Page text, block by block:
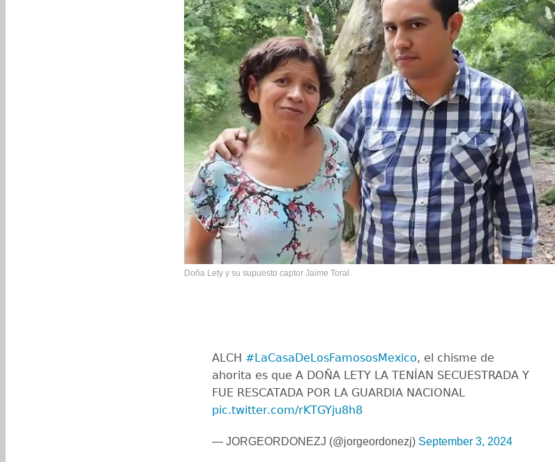
Doña Lety y su supuesto captor Jaime Toral.
ALCH #LaCasaDeLosFamososMexico, el chisme de
ahorita es que A DOÑA LETY LA TENÍAN SECUESTRADA Y
FUE RESCATADA POR LA GUARDIA NACIONAL
pic.twitter.com/rKTGYju8h8
— JORGEORDONEZJ (@jorgeordonezj) September 3, 2024